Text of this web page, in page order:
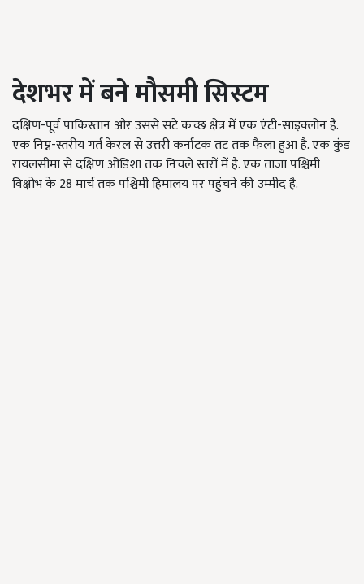
देशभर में बने मौसमी सिस्टम
दक्षिण-पूर्व पाकिस्तान और उससे सटे कच्छ क्षेत्र में एक एंटी-साइक्लोन है.
एक निम्न-स्तरीय गर्त केरल से उत्तरी कर्नाटक तट तक फैला हुआ है. एक कुंड
रायलसीमा से दक्षिण ओडिशा तक निचले स्तरों में है. एक ताजा पश्चिमी
विक्षोभ के 28 मार्च तक पश्चिमी हिमालय पर पहुंचने की उम्मीद है.